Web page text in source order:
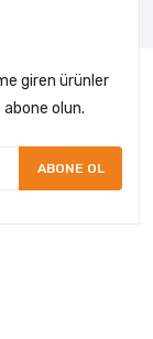
giren ürünler
olun.
ABONE OL